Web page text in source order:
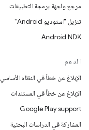
مرجع واجهة برمجة التطبيقات
تنزيل "استوديو Android"
Android NDK
الدعم
الإبلاغ عن خطأ في النظام الأساسي
الإبلاغ عن خطأ في المستندات
Google Play support
المشاركة في الدراسات البحثية